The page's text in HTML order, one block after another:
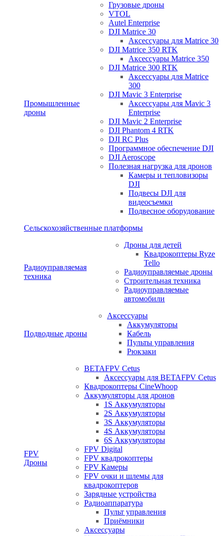
Промышленные
дроны
Грузовые дроны
VTOL
Autel Enterprise
DJI Matrice 30
Аксессуары для Matrice 30
DJI Matrice 350 RTK
Аксессуары Matrice 350
DJI Matrice 300 RTK
Аксессуары для Matrice
300
DJI Mavic 3 Enterprise
Аксессуары для Mavic 3
Enterprise
DJI Mavic 2 Enterprise
DJI Phantom 4 RTK
DJI RC Plus
Программное обеспечение DJI
DJI Aeroscope
Полезная нагрузка для дронов
Камеры и тепловизоры
DJI
Подвесы DJI для
видеосъемки
Подвесное оборудование
Сельскохозяйственные платформы
Радиоуправляемая
техника
Дроны для детей
Квадрокоптеры Ryze
Tello
Радиоуправляемые дроны
Строительная техника
Радиоуправляемые
автомобили
Подводные дроны
Аксессуары
Аккумуляторы
Кабель
Пульты управления
Рюкзаки
FPV
Дроны
BETAFPV Cetus
Аксессуары для BETAFPV Cetus
Квадрокоптеры CineWhoop
Аккумуляторы для дронов
1S Аккумуляторы
2S Аккумуляторы
3S Аккумуляторы
4S Аккумуляторы
6S Аккумуляторы
FPV Digital
FPV квадрокоптеры
FPV Камеры
FPV очки и шлемы для
квадрокоптеров
Зарядные устройства
Радиоаппаратура
Пульт управления
Приёмники
Аксессуары